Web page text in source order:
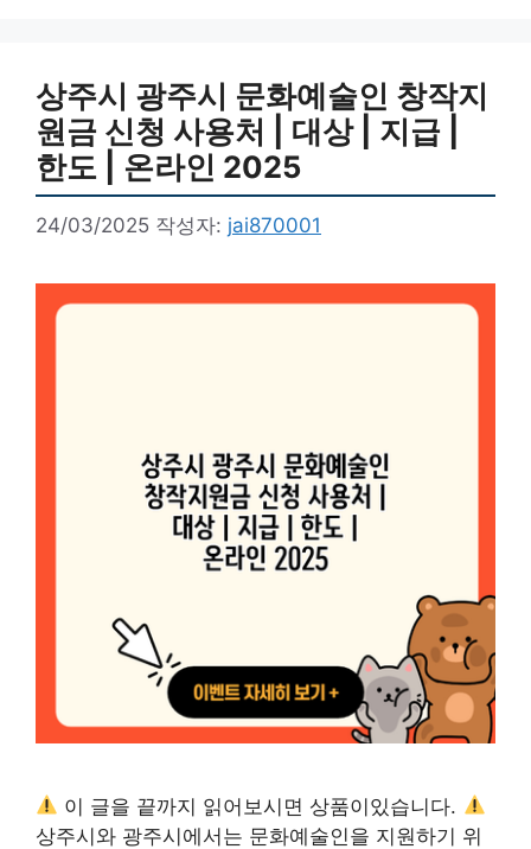
상주시 광주시 문화예술인 창작지
원금 신청 사용처 | 대상 | 지급 |
한도 | 온라인 2025
24/03/2025 작성자: jai870001
이 글을 끝까지 읽어보시면 상품이있습니다.
상주시와 광주시에서는 문화예술인을 지원하기 위